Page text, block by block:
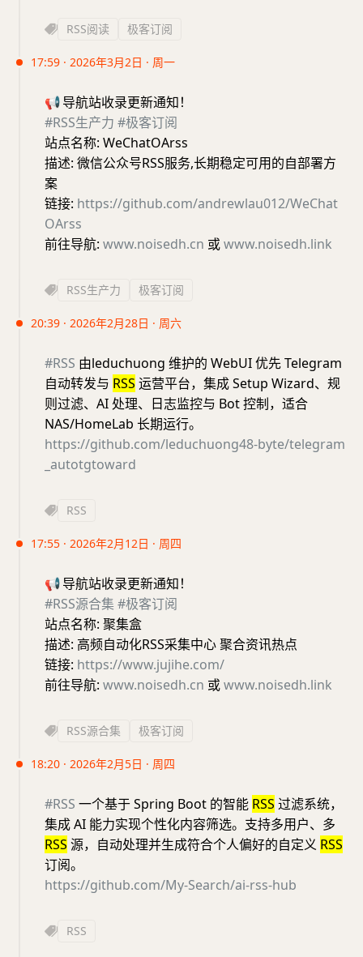
RSS阅读 极客订阅
17:59 · 2026年3月2日 · 周一
📢导航站收录更新通知！
#RSS生产力 #极客订阅
站点名称: WeChatOArss
描述: 微信公众号RSS服务,长期稳定可用的自部署方
案
链接: https://github.com/andrewlau012/WeChat
OArss
前往导航: www.noisedh.cn 或www.noisedh.link
RSS生产力 极客订阅
20:39 · 2026年2月28日 · 周六
#RSS 由leduchuong 维护的 WebUI 优先 Telegram
自动转发与 RSS 运营平台，集成 Setup Wizard、规
则过滤、AI 处理、日志监控与 Bot 控制，适合
NAS/HomeLab 长期运行。
https://github.com/leduchuong48-byte/telegram
_autotgtoward
RSS
17:55 · 2026年2月12日 · 周四
📢导航站收录更新通知！
#RSS源合集 #极客订阅
站点名称: 聚集盒
描述: 高频自动化RSS采集中心 聚合资讯热点
链接: https://www.jujihe.com/
前往导航: www.noisedh.cn 或www.noisedh.link
RSS源合集 极客订阅
18:20 · 2026年2月5日 · 周四
#RSS 一个基于 Spring Boot 的智能 RSS 过滤系统，
集成 AI 能力实现个性化内容筛选。支持多用户、多
RSS 源，自动处理并生成符合个人偏好的自定义 RSS
订阅。
https://github.com/My-Search/ai-rss-hub
RSS